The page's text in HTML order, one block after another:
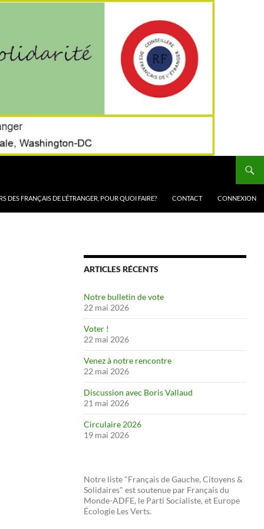
DES FRANÇAIS DE L’ÉTRANGER, POUR QUOI FAIRE? CONTACT CONNEXION
ARTICLES RÉCENTS
Notre bulletin de vote
22 mai 2026
Voter !
22 mai 2026
Venez à notre rencontre
22 mai 2026
Discussion avec Boris Vallaud
21 mai 2026
Circulaire 2026
19 mai 2026
Notre liste "Français de Gauche, Citoyens &
Solidaires" est soutenue par Français du
Monde-ADFE, le Parti Socialiste, et Europe
Écologie Les Verts.